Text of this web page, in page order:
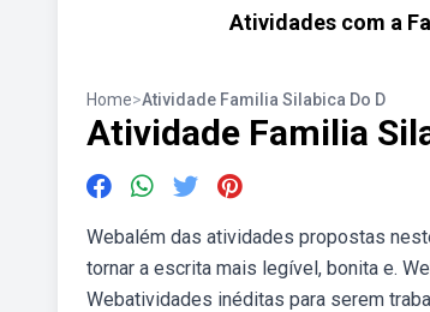
Atividades com a
Home>Atividade Familia Silabica Do D
Atividade Familia
Webalém das atividades propostas
tornar a escrita mais legível, bonita e.
Webatividades inéditas para serem